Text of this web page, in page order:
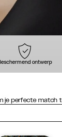
ontwerp
je perfecte match